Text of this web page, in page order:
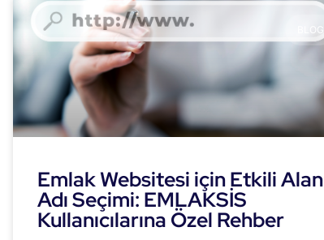
BLOG
Emlak Websitesi için Etkili Alan
Adı Seçimi: EMLAKSİS
Kullanıcılarına Özel Rehber